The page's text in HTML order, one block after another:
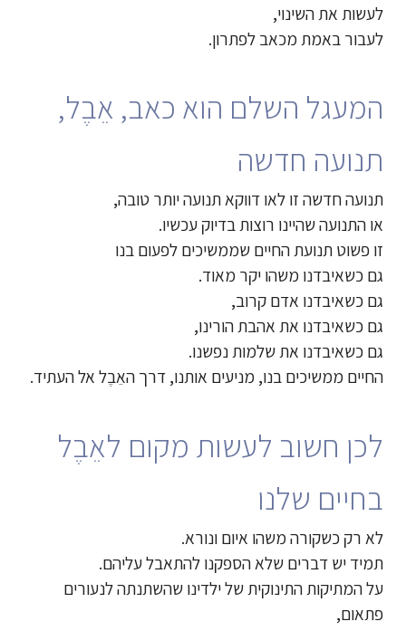
לעשות את השינוי,
לעבור באמת מכאב לפתרון.
המעגל השלם הוא כאב, אֵבֶל,
תנועה חדשה
תנועה חדשה זו לאו דווקא תנועה יותר טובה,
או התנועה שהיינו רוצות בדיוק עכשיו.
זו פשוט תנועת החיים שממשיכים לפעום בנו
גם כשאיבדנו משהו יקר מאוד.
גם כשאיבדנו אדם קרוב,
גם כשאיבדנו את אהבת הורינו,
גם כשאיבדנו את שלמות נפשנו.
החיים ממשיכים בנו, מניעים אותנו, דרך האֵבֶל אל העתיד.
לכן חשוב לעשות מקום לאֵבֶל
בחיים שלנו
לא רק כשקורה משהו איום ונורא.
תמיד יש דברים שלא הספקנו להתאבל עליהם.
על המתיקות התינוקית של ילדינו שהשתנתה לנעורים
פתאום,